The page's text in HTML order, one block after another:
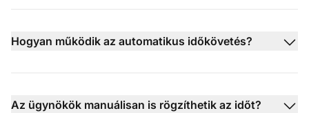
Hogyan működik az automatikus időkövetés?
Az ügynökök manuálisan is rögzíthetik az időt?